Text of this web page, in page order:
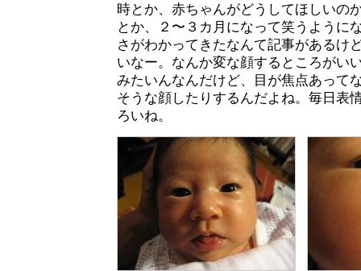
時とか、赤ちゃんがどうしてほしいの
とか、２〜３カ月になって笑うように
さがわかってきたなんて記事があるけ
いなー。なんか変な顔するところがい
みたいんなんだけど、目が焦点あって
そうな顔したりするんだよね。毎日表
ろいね。